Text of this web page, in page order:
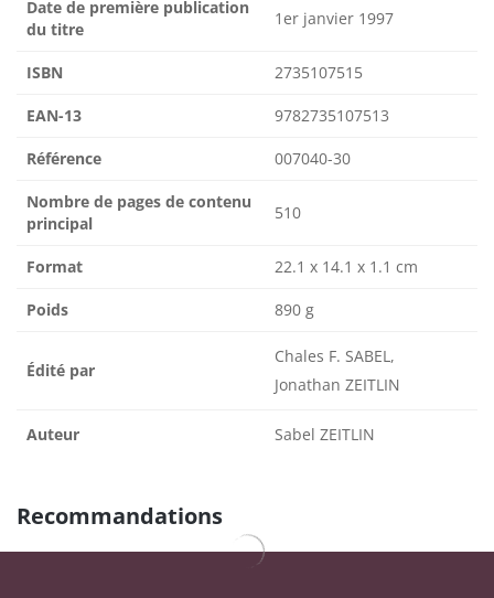
Date de première publication
du titre
1er janvier 1997
ISBN 2735107515
EAN-13 9782735107513
Référence 007040-30
Nombre de pages de contenu
principal
510
Format 22.1 x 14.1 x 1.1 cm
Poids 890 g
Édité par
Chales F. SABEL,
Jonathan ZEITLIN
Auteur Sabel ZEITLIN
Recommandations